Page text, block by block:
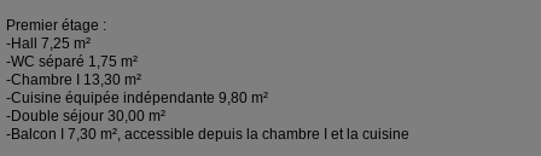
Premier étage :
-Hall 7,25 m²
-WC séparé 1,75 m²
-Chambre I 13,30 m²
-Cuisine équipée indépendante 9,80 m²
-Double séjour 30,00 m²
-Balcon I 7,30 m², accessible depuis la chambre I et la cuisine